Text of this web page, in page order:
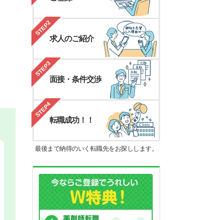
STEP2
求人のご紹介
STEP3
面接・条件交渉
STEP4
転職成功！！
最後まで納得のいく転職先をお探しします。